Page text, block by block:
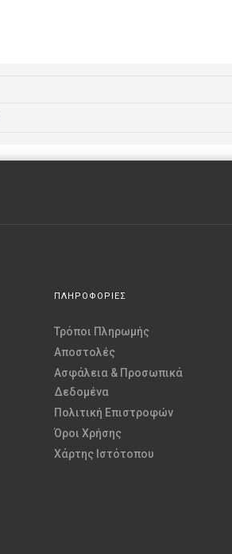
ΠΛΗΡΟΦΟΡΙΕΣ
Τρόποι Πληρωμής
Αποστολές
Ασφάλεια & Προσωπικά
Δεδομένα
Πολιτική Επιστροφών
Όροι Χρήσης
Χάρτης Ιστότοπου